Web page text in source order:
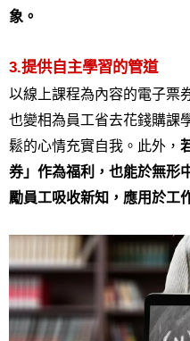
象。
3.提供自主學習的管道
以線上課程為內容的電子票
也變相為員工省去花錢購課
鬆的心情充實自我。此外，
券」作為福利，也能於無形
勵員工吸收新知，應用於工